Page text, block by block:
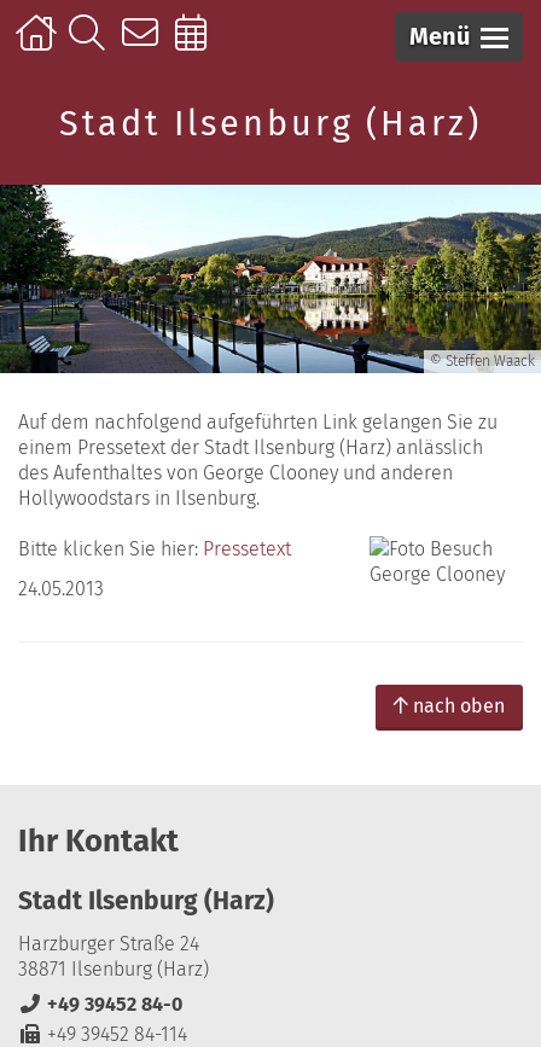
Menü
Stadt Ilsenburg (Harz)
© Steffen Waack
Auf dem nachfolgend aufgeführten Link gelangen Sie zu
einem Pressetext der Stadt Ilsenburg (Harz) anlässlich
des Aufenthaltes von George Clooney und anderen
Hollywoodstars in Ilsenburg.
Bitte klicken Sie hier: Pressetext
24.05.2013
nach oben
Ihr Kontakt
Stadt Ilsenburg (Harz)
Harzburger Straße 24
38871 Ilsenburg (Harz)
+49 39452 84-0
+49 39452 84-114